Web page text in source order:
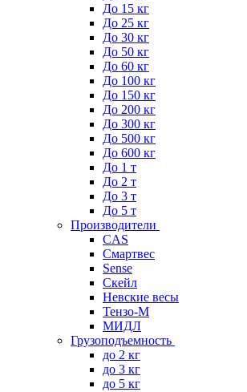
До 15 кг
До 25 кг
До 30 кг
До 50 кг
До 60 кг
До 100 кг
До 150 кг
До 200 кг
До 300 кг
До 500 кг
До 600 кг
До 1 т
До 2 т
До 3 т
До 5 т
Производители
CAS
Смартвес
Sense
Скейл
Невские весы
Тензо-М
МИДЛ
Грузоподъемность
до 2 кг
до 3 кг
до 5 кг